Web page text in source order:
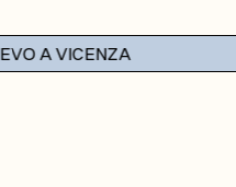
A VICENZA